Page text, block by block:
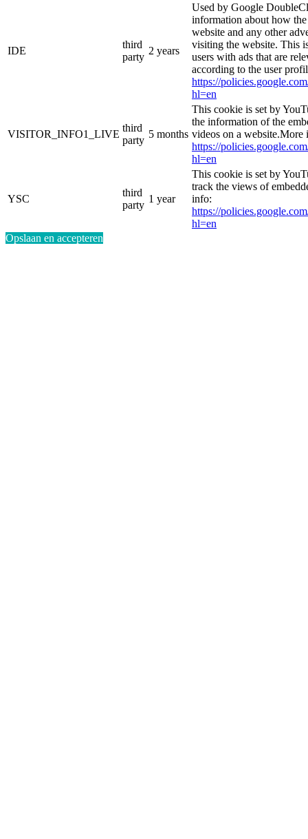
IDE
third
party
2 years
Used by Google
information about how the
website and any other
visiting the website. This
users with ads that are
according to the user
https://
hl=en
VISITOR_INFO1_LIVE
third
party
5 months
This cookie is set by
the information of the
videos on a website.More
https://
hl=en
YSC
third
party
1 year
This cookie is set by
track the views of
info:
https://
hl=en
Opslaan en accepteren